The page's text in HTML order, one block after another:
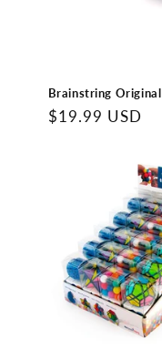
n
Brainstring Original
Precio
$19.99 USD